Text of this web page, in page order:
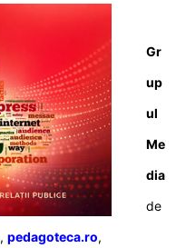
Gr
up
ul
Me
dia
de
, pedagoteca.ro,